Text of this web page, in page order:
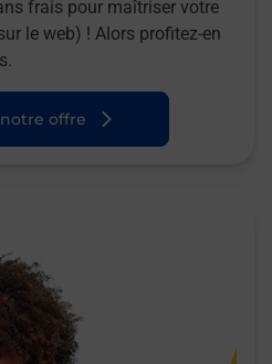
frais pour maîtriser votre
le web) ! Alors profitez-en
offre